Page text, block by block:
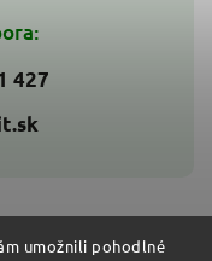
umožnili pohodlné
427